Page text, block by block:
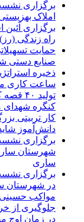
برگزاری
املاک
برگزاری
راه زندگی
حمایت
صنایع دستی
ذخیره استراتژیک ۱۷۵ هزار تن گندم در سیلوهای
ساعت کاری مراکز
کنگره شهدای
کار تربیتی
دانش‌آموز
برگزاری
شهرستان
ساری
برگزاری
در شهرستان
مواکب
جلوگیری از
در زمان اوج